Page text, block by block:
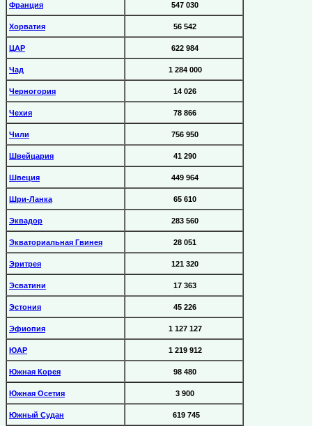
Франция 547 030
Хорватия 56 542
ЦАР 622 984
Чад 1 284 000
Черногория 14 026
Чехия 78 866
Чили 756 950
Швейцария 41 290
Швеция 449 964
Шри-Ланка 65 610
Эквадор 283 560
Экваториальная Гвинея 28 051
Эритрея 121 320
Эсватини 17 363
Эстония 45 226
Эфиопия 1 127 127
ЮАР 1 219 912
Южная Корея 98 480
Южная Осетия 3 900
Южный Судан 619 745